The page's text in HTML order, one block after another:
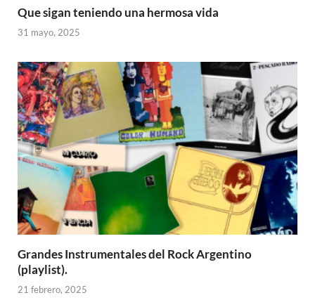
Que sigan teniendo una hermosa vida
31 mayo, 2025
Grandes Instrumentales del Rock Argentino
(playlist).
21 febrero, 2025